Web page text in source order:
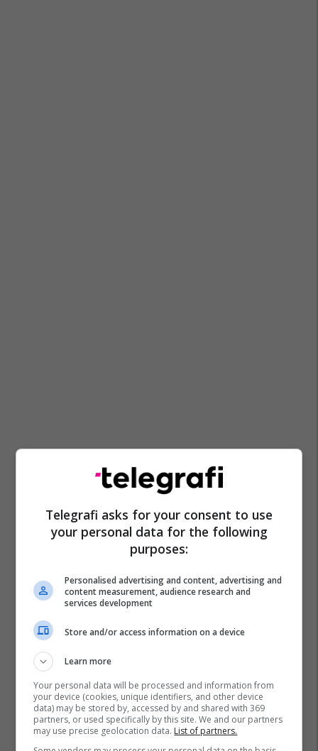
Telegrafi asks for your consent to use
your personal data for the following
purposes:
Personalised advertising and content, advertising and
content measurement, audience research and
services development
Store and/or access information on a device
Learn more
Your personal data will be processed and information from
your device (cookies, unique identifiers, and other device
data) may be stored by, accessed by and shared with 369
partners, or used specifically by this site. We and our partners
may use precise geolocation data. List of partners.